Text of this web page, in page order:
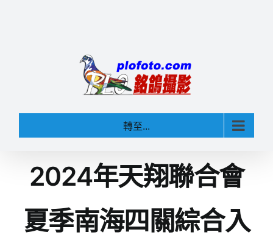
轉至...
2024年天翔聯合會
夏季南海四關綜合入